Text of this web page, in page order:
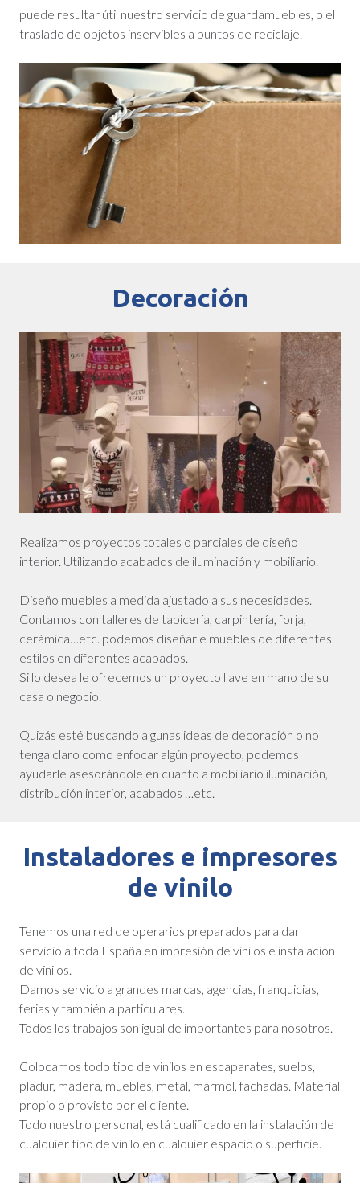
puede resultar útil nuestro servicio de guardamuebles, o el
traslado de objetos inservibles a puntos de reciclaje.
Decoración
Realizamos proyectos totales o parciales de diseño
interior. Utilizando acabados de iluminación y mobiliario.
Diseño muebles a medida ajustado a sus necesidades.
Contamos con talleres de tapicería, carpintería, forja,
cerámica…etc. podemos diseñarle muebles de diferentes
estilos en diferentes acabados.
Si lo desea le ofrecemos un proyecto llave en mano de su
casa o negocio.
Quizás esté buscando algunas ideas de decoración o no
tenga claro como enfocar algún proyecto, podemos
ayudarle asesorándole en cuanto a mobiliario iluminación,
distribución interior, acabados …etc.
Instaladores e impresores
de vinilo
Tenemos una red de operarios preparados para dar
servicio a toda España en impresión de vinilos e instalación
de vinilos.
Damos servicio a grandes marcas, agencias, franquicias,
ferias y también a particulares.
Todos los trabajos son igual de importantes para nosotros.
Colocamos todo tipo de vinilos en escaparates, suelos,
pladur, madera, muebles, metal, mármol, fachadas. Material
propio o provisto por el cliente.
Todo nuestro personal, está cualificado en la instalación de
cualquier tipo de vinilo en cualquier espacio o superficie.